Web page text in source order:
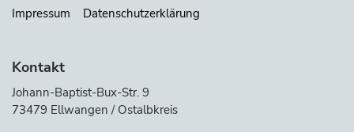
Impressum
Datenschutzerklärung
Kontakt
Johann-Baptist-Bux-Str. 9
73479 Ellwangen / Ostalbkreis